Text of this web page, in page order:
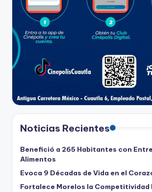
Noticias Recientes
Benefició a 265 Habitantes con
Alimentos
Evoca 9 Décadas de Vida en el
Fortalece Morelos la Competitividad